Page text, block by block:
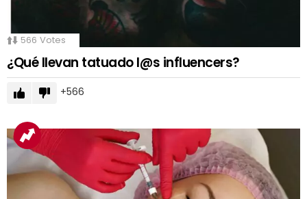
566 Votes
¿Qué llevan tatuado l@s influencers?
566